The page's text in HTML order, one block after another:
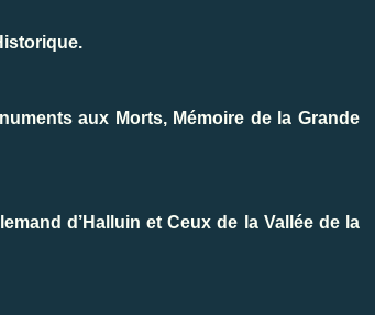
aux Morts, Mémoire de la Grande
d’Halluin et Ceux de la Vallée de la